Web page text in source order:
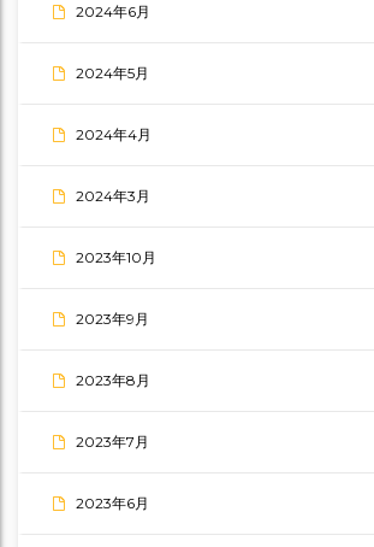
2024年6月
2024年5月
2024年4月
2024年3月
2023年10月
2023年9月
2023年8月
2023年7月
2023年6月